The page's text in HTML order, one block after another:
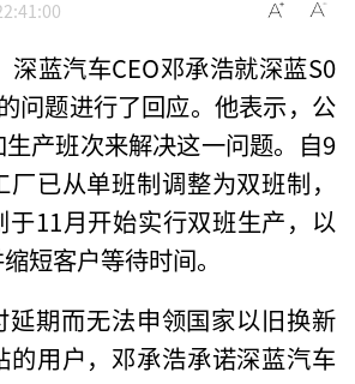
深蓝汽车CEO邓承浩就深蓝S0
问题进行了回应。他表示，公
产班次来解决这一问题。自9
已从单班制调整为双班制，
于11月开始实行双班生产，以
短客户等待时间。
延期而无法申领国家以旧换新
的用户，邓承浩承诺深蓝汽车